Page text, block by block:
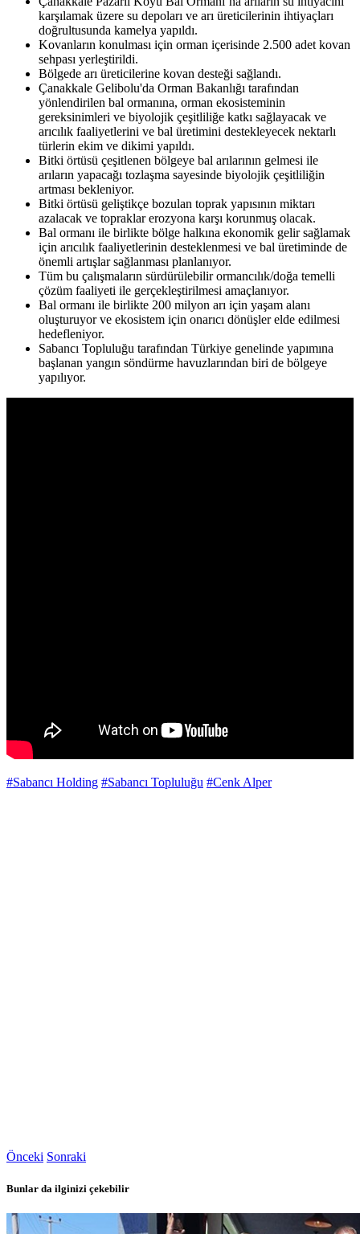
karşılamak üzere su depoları ve arı üreticilerinin ihtiyaçları
doğrultusunda kamelya yapıldı.
Kovanların konulması için orman içerisinde 2.500 adet kovan
sehpası yerleştirildi.
Bölgede arı üreticilerine kovan desteği sağlandı.
Çanakkale Gelibolu'da Orman Bakanlığı tarafından
yönlendirilen bal ormanına, orman ekosisteminin
gereksinimleri ve biyolojik çeşitliliğe katkı sağlayacak ve
arıcılık faaliyetlerini ve bal üretimini destekleyecek nektarlı
türlerin ekim ve dikimi yapıldı.
Bitki örtüsü çeşitlenen bölgeye bal arılarının gelmesi ile
arıların yapacağı tozlaşma sayesinde biyolojik çeşitliliğin
artması bekleniyor.
Bitki örtüsü geliştikçe bozulan toprak yapısının miktarı
azalacak ve topraklar erozyona karşı korunmuş olacak.
Bal ormanı ile birlikte bölge halkına ekonomik gelir sağlamak
için arıcılık faaliyetlerinin desteklenmesi ve bal üretiminde de
önemli artışlar sağlanması planlanıyor.
Tüm bu çalışmaların sürdürülebilir ormancılık/doğa temelli
çözüm faaliyeti ile gerçekleştirilmesi amaçlanıyor.
Bal ormanı ile birlikte 200 milyon arı için yaşam alanı
oluşturuyor ve ekosistem için onarıcı dönüşler elde edilmesi
hedefleniyor.
Sabancı Topluluğu tarafından Türkiye genelinde yapımına
başlanan yangın söndürme havuzlarından biri de bölgeye
yapılıyor.
#Sabancı Holding #Sabancı Topluluğu #Cenk Alper
Önceki Sonraki
Bunlar da ilginizi çekebilir